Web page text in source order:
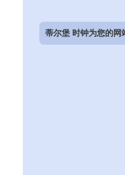
蒂尔堡 时钟为您的网